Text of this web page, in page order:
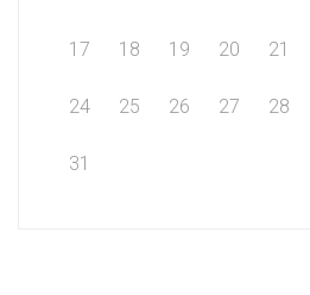
17 18 19 20 21
24 25 26 27 28
31